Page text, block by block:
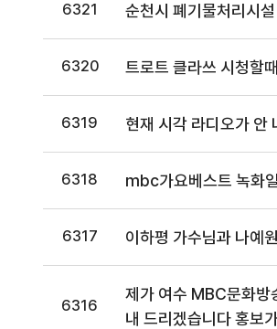
6321 순천시 폐기물처리시
6320 트로트 클라쓰 시청할
6319 현재 시각 라디오가 안
6318 mbc가요베스트 녹화
6317 이하평 가수님과 나예
6316
제가 여수 MBC문화방
내 드리겠습니다 홍보